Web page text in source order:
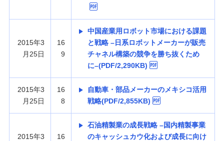
2015年3
月25日
16
9
中国産業用ロボット市場における課題
と戦略 –日系ロボットメーカーが販売
チャネル構築の競争を勝ち抜くため
に–(PDF/2,290KB)
2015年3
月25日
16
8
自動車・部品メーカーのメキシコ活用
戦略(PDF/2,855KB)
2015年3
16
石油精製業の成長戦略 –国内精製事業
のキャッシュカウ化および成長に向け